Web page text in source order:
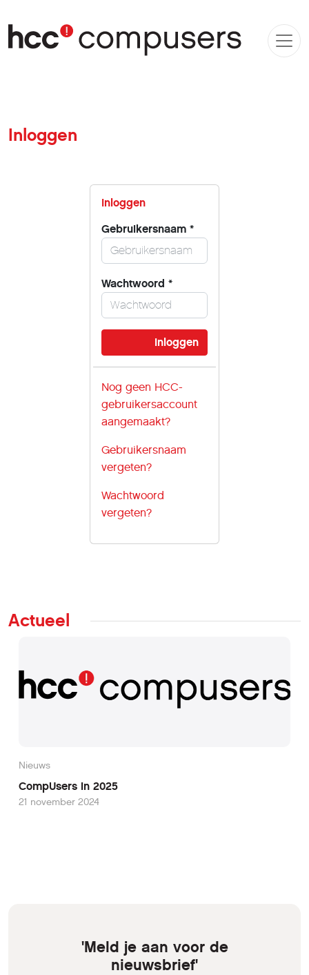
Inloggen
Inloggen
Gebruikersnaam *
Wachtwoord *
Nog geen HCC-
gebruikersaccount
aangemaakt?
Gebruikersnaam
vergeten?
Wachtwoord
vergeten?
Actueel
Nieuws
CompUsers in 2025
21 november 2024
'Meld je aan voor de
nieuwsbrief'